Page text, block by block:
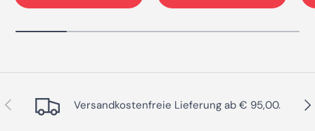
Vorherige Versandkostenfreie Lieferung ab € 95,00.